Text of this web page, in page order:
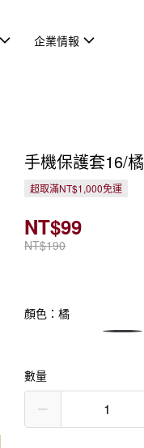
企業情報
手機保護套16/橘
超取滿NT$1,000免運
NT$190
NT$99
顏色：橘
數量